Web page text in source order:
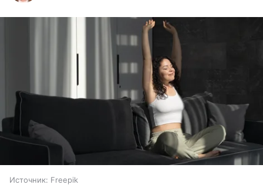
Источник: Freepik